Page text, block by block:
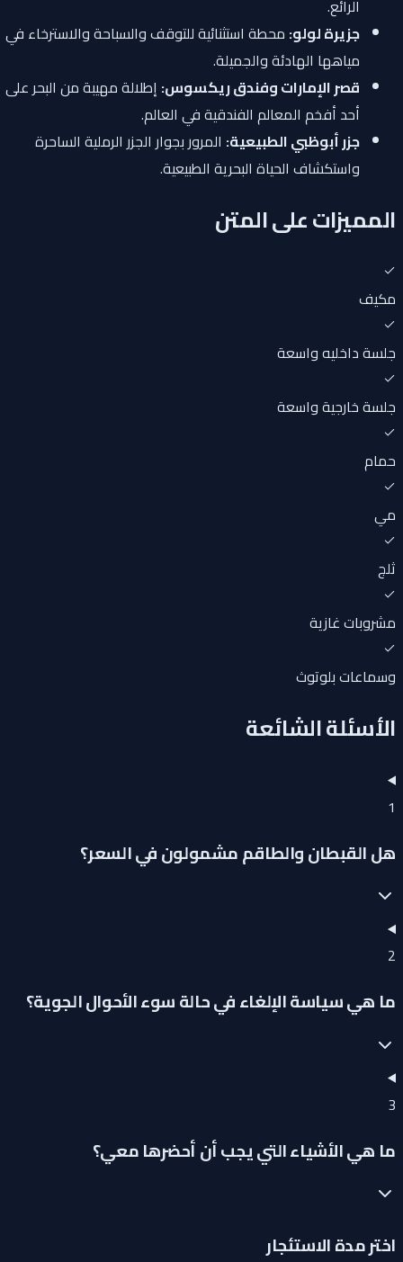
الرائع.
جزيرة لولو:محطة استثنائية للتوقف والسباحة والاسترخاء في
مياهها الهادئة والجميلة.
قصر الإمارات وفندق ريكسوس:إطلالة مهيبة من البحر على
أحد أفخم المعالم الفندقية في العالم.
جزر أبوظبي الطبيعية:المرور بجوار الجزر الرملية الساحرة
واستكشاف الحياة البحرية الطبيعية.
المميزات على المتن
مكيف
جلسة داخليه واسعة
جلسة خارجية واسعة
حمام
مي
ثلج
مشروبات غازية
وسماعات بلوتوث
الأسئلة الشائعة
هل القبطان والطاقم مشمولون في السعر؟
ما هي سياسة الإلغاء في حالة سوء الأحوال الجوية؟
ما هي الأشياء التي يجب أن أحضرها معي؟
اختر مدة الاستئجار